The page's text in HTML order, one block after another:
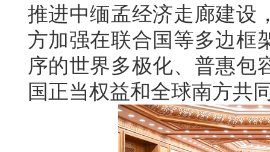
推进中缅孟经济走廊建设
方加强在联合国等多边框
序的世界多极化、普惠包
国正当权益和全球南方共